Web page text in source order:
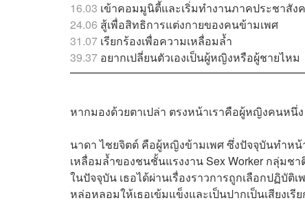
16.03 เข้าคอมมูนิตี้และเริ่มทำงานภาคประชาสัง
24.06 สู้เพื่อสิทธิการแต่งกายของคนข้ามเพศ
31.07 เรียกร้องเพื่อความเหลื่อมล้ำ
39.37 อยากเปลี่ยนตัวเองเป็นผู้หญิงหรือผู้ชายไหม
หากมองด้วยตาเปล่า ตรงหน้าเราคือผู้หญิงคนหนึ่ง
นาดา ไชยจิตต์ คือผู้หญิงข้ามเพศ ซึ่งปัจจุบันทำห
เหลื่อมล้ำของชนชั้นแรงงาน Sex Worker กลุ่ม
ในปัจจุบัน เธอได้ผ่านเรื่องราวการถูกเลือกปฏิบัติ
หล่อหลอมให้เธอเข้มแข็งและเป็นปากเป็นเสียง